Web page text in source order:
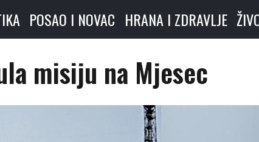
POSAO I NOVAC HRANA I ZDRAVLJE
misiju na Mjesec